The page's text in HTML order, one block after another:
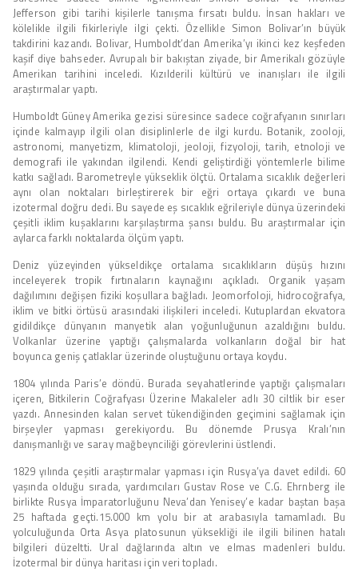
Jefferson gibi tarihi kişilerle tanışma fırsatı buldu. İnsan hakları ve
kölelikle ilgili fikirleriyle ilgi çekti. Özellikle Simon Bolivar’ın büyük
takdirini kazandı. Bolivar, Humboldt’dan Amerika’yı ikinci kez keşfeden
kaşif diye bahseder. Avrupalı bir bakıştan ziyade, bir Amerikalı gözüyle
Amerikan tarihini inceledi. Kızılderili kültürü ve inanışları ile ilgili
araştırmalar yaptı.
Humboldt Güney Amerika gezisi süresince sadece coğrafyanın sınırları
içinde kalmayıp ilgili olan disiplinlerle de ilgi kurdu. Botanik, zooloji,
astronomi, manyetizm, klimatoloji, jeoloji, fizyoloji, tarih, etnoloji ve
demografi ile yakından ilgilendi. Kendi geliştirdiği yöntemlerle bilime
katkı sağladı. Barometreyle yükseklik ölçtü. Ortalama sıcaklık değerleri
aynı olan noktaları birleştirerek bir eğri ortaya çıkardı ve buna
izotermal doğru dedi. Bu sayede eş sıcaklık eğrileriyle dünya üzerindeki
çeşitli iklim kuşaklarını karşılaştırma şansı buldu. Bu araştırmalar için
aylarca farklı noktalarda ölçüm yaptı.
Deniz yüzeyinden yükseldikçe ortalama sıcaklıkların düşüş hızını
inceleyerek tropik fırtınaların kaynağını açıkladı. Organik yaşam
dağılımını değişen fiziki koşullara bağladı. Jeomorfoloji, hidrocoğrafya,
iklim ve bitki örtüsü arasındaki ilişkileri inceledi. Kutuplardan ekvatora
gidildikçe dünyanın manyetik alan yoğunluğunun azaldığını buldu.
Volkanlar üzerine yaptığı çalışmalarda volkanların doğal bir hat
boyunca geniş çatlaklar üzerinde oluştuğunu ortaya koydu.
1804 yılında Paris’e döndü. Burada seyahatlerinde yaptığı çalışmaları
içeren, Bitkilerin Coğrafyası Üzerine Makaleler adlı 30 ciltlik bir eser
yazdı. Annesinden kalan servet tükendiğinden geçimini sağlamak için
birşeyler yapması gerekiyordu. Bu dönemde Prusya Kralı’nın
danışmanlığı ve saray mağbeynciliği görevlerini üstlendi.
1829 yılında çeşitli araştırmalar yapması için Rusya’ya davet edildi. 60
yaşında olduğu sırada, yardımcıları Gustav Rose ve C.G. Ehrnberg ile
birlikte Rusya İmparatorluğunu Neva’dan Yenisey’e kadar baştan başa
25 haftada geçti.15.000 km yolu bir at arabasıyla tamamladı. Bu
yolculuğunda Orta Asya platosunun yüksekliği ile ilgili bilinen hatalı
bilgileri düzeltti. Ural dağlarında altın ve elmas madenleri buldu.
İzotermal bir dünya haritası için veri topladı.